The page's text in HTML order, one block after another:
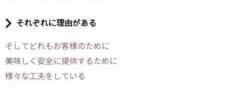
それぞれに理由がある
そしてどれもお客様のために
美味しく安全に提供するために
様々な工夫をしている